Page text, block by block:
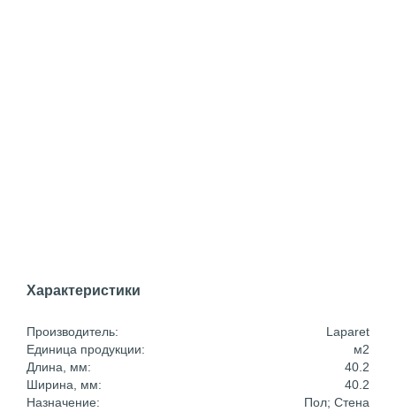
Характеристики
Производитель:
Laparet
Единица продукции:
м2
Длина, мм:
40.2
Ширина, мм:
40.2
Назначение:
Пол; Стена